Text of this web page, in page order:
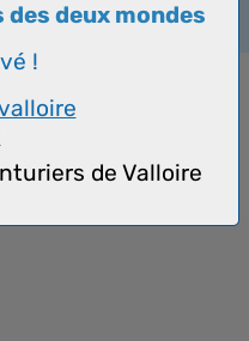
des deux mondes
!
de Valloire